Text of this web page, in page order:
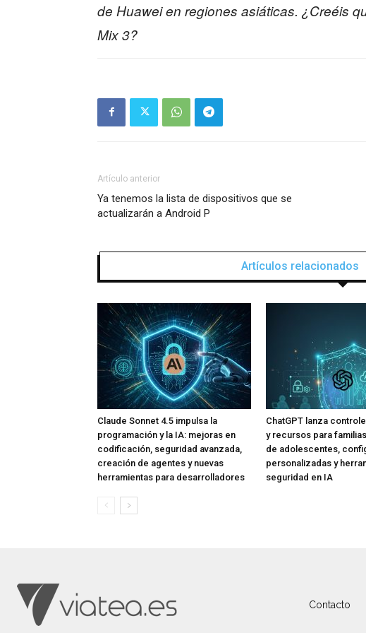
de Huawei en regiones asiáticas. ¿Creéis
Mix 3?
Artículo anterior
Ya tenemos la lista de dispositivos que se
actualizarán a Android P
Artículos relacionados
Claude Sonnet 4.5 impulsa la
programación y la IA: mejoras en
codificación, seguridad avanzada,
creación de agentes y nuevas
herramientas para desarrolladores
ChatGPT lanza
y recursos para
de adolescentes,
personalizadas y
seguridad en IA
Contacto